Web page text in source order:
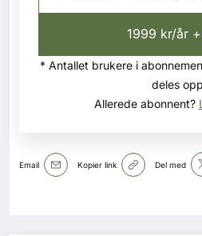
1999 kr/år
* Antallet brukere i
deles
Allerede abonnent?
Email Kopier link Del med